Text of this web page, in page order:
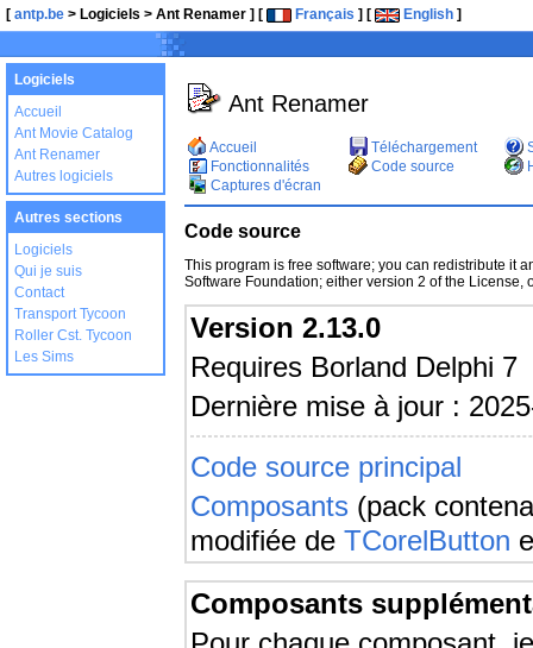
[ antp.be > Logiciels > Ant Renamer ] [ Français ] [ English ]
Logiciels
Accueil
Ant Movie Catalog
Ant Renamer
Autres logiciels
Autres sections
Logiciels
Qui je suis
Contact
Transport Tycoon
Roller Cst. Tycoon
Les Sims
Ant Renamer
Accueil
Fonctionnalités
Captures d'écran
Téléchargement
Code source
Code source
This program is free software; you can redistribute it
Software Foundation; either version 2 of the License,
Version 2.13.0
Requires Borland Delphi 7
Dernière mise à jour :
Code source principal
Composants (pack
modifiée de TCorelButton
Composants